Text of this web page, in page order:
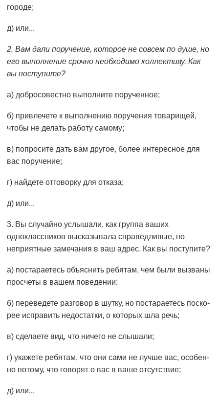
городе;
д) или...
2. Вам дали поручение, которое не совсем по душе, но
его выполнение срочно необходимо коллективу. Как
вы посту­пите?
а) добросовестно выполните порученное;
б) привлечете к выполнению поручения товарищей,
чтобы не делать работу самому;
в) попросите дать вам другое, более интересное для
вас поручение;
г) найдете отговорку для отказа;
д) или...
3. Вы случайно услышали, как группа ваших
одноклассников высказывала справедливые, но
неприятные замечания в ваш адрес. Как вы поступите?
а) постараетесь объяснить ребятам, чем были вызваны
просчеты в вашем поведении;
б) переведете разговор в шутку, но постараетесь поско­
рее исправить недостатки, о которых шла речь;
в) сделаете вид, что ничего не слышали;
г) укажете ребятам, что они сами не лучше вас, особен­
но потому, что говорят о вас в ваше отсутствие;
д) или...